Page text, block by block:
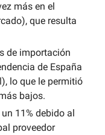
más en el
que resulta
de importación
de España
lo que le permitió
bajos.
11% debido al
proveedor